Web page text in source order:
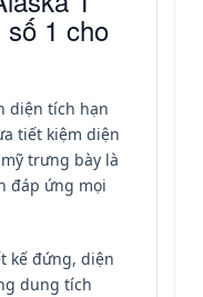
1 cho
diện tích hạn
tiết kiệm diện
trưng bày là
đáp ứng mọi
kế đứng, diện
dung tích